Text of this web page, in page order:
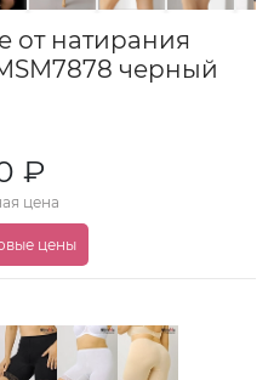
от натирания
черный
₽
цена
цены